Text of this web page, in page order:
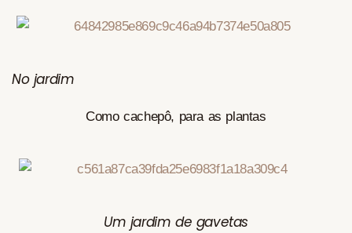
No jardim
Como cachepô, para as plantas
Um jardim de gavetas